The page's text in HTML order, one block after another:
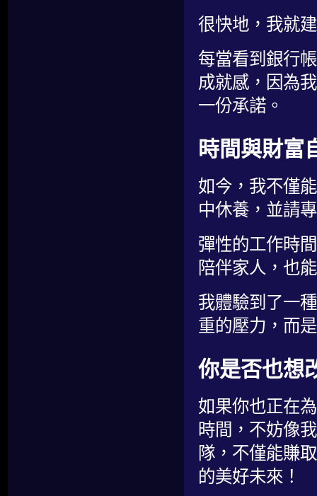
很快地，我就
每當看到銀行
成就感，因為
一份承諾。
時間與財富
如今，我不僅
中休養，並請
彈性的工作時
陪伴家人，也
我體驗到了一
重的壓力，而
你是否也想
如果你也正在
時間，不妨像
隊，不僅能賺
的美好未來！